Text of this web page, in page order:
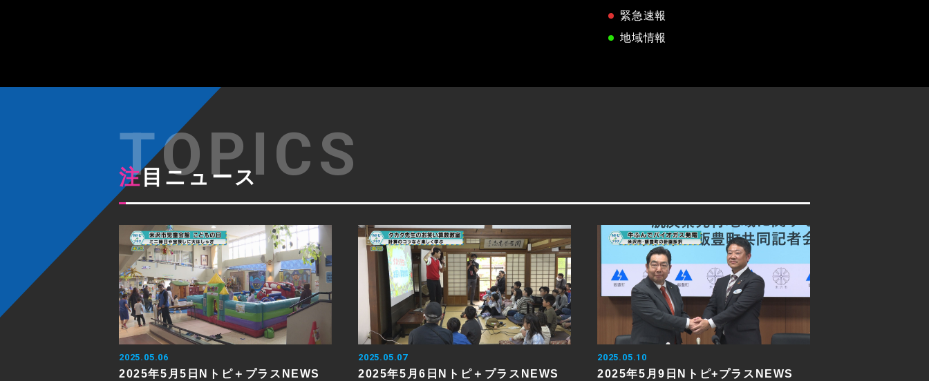
緊急速報
地域情報
注目ニュース
2025.05.06
2025年5月5日Nトピ＋プラスNEWS
2025.05.07
2025年5月6日Nトピ＋プラスNEWS
2025.05.10
2025年5月9日Nトピ+プラスNEWS